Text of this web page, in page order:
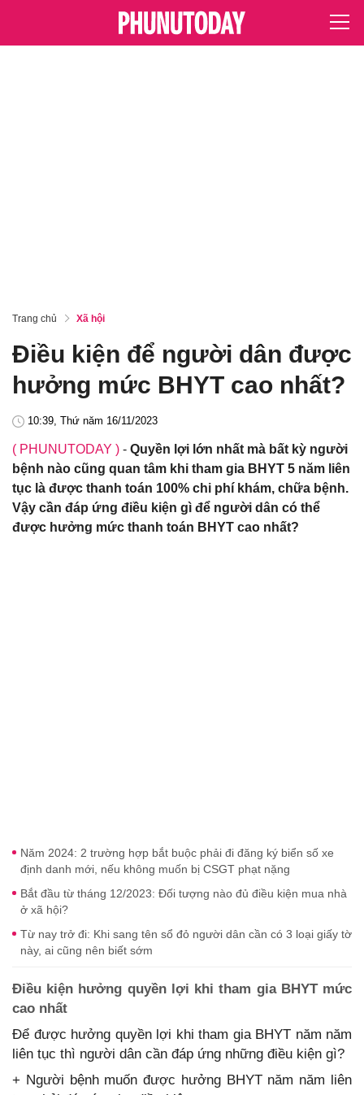
Trang chủ Xã hội
Điều kiện để người dân được
hưởng mức BHYT cao nhất?
10:39, Thứ năm 16/11/2023
( PHUNUTODAY ) - Quyền lợi lớn nhất mà bất kỳ người
bệnh nào cũng quan tâm khi tham gia BHYT 5 năm liên
tục là được thanh toán 100% chi phí khám, chữa bệnh.
Vậy cần đáp ứng điều kiện gì để người dân có thể
được hưởng mức thanh toán BHYT cao nhất?
Năm 2024: 2 trường hợp bắt buộc phải đi đăng ký biển số xe
định danh mới, nếu không muốn bị CSGT phạt nặng
Bắt đầu từ tháng 12/2023: Đối tượng nào đủ điều kiện mua nhà
ở xã hội?
Từ nay trở đi: Khi sang tên sổ đỏ người dân cần có 3 loại giấy tờ
này, ai cũng nên biết sớm
Điều kiện hưởng quyền lợi khi tham gia BHYT mức
cao nhất
Để được hưởng quyền lợi khi tham gia BHYT năm năm
liên tục thì người dân cần đáp ứng những điều kiện gì?
+ Người bệnh muốn được hưởng BHYT năm năm liên